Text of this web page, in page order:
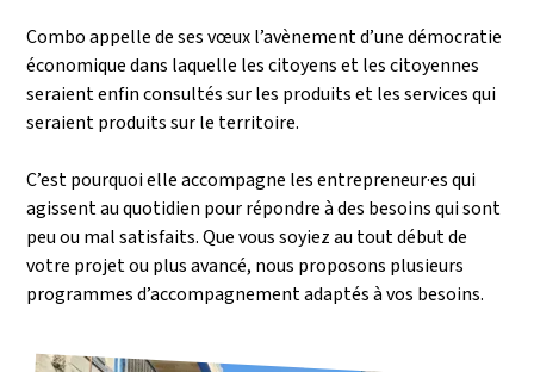
Combo appelle de ses vœux l’avènement d’une démocratie
économique dans laquelle les citoyens et les citoyennes
seraient enfin consultés sur les produits et les services qui
seraient produits sur le territoire.
C’est pourquoi elle accompagne les entrepreneur·es qui
agissent au quotidien pour répondre à des besoins qui sont
peu ou mal satisfaits. Que vous soyiez au tout début de
votre projet ou plus avancé, nous proposons plusieurs
programmes d’accompagnement adaptés à vos besoins.